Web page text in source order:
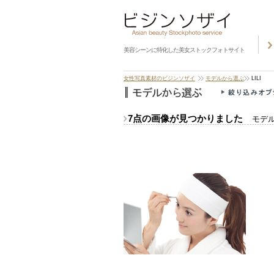
美容シーンに特化した美女ストックフォトサイト
女性写真素材のビジンソザイ モデルから選ぶ LILI
7点の画像が見つかりました モデ